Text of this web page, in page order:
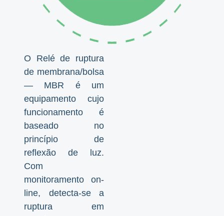
O Relé de ruptura
de membrana/bolsa
— MBR é um
equipamento cujo
funcionamento é
baseado no
princípio de
reflexão de luz.
Com
monitoramento on-
line, detecta-se a
ruptura em